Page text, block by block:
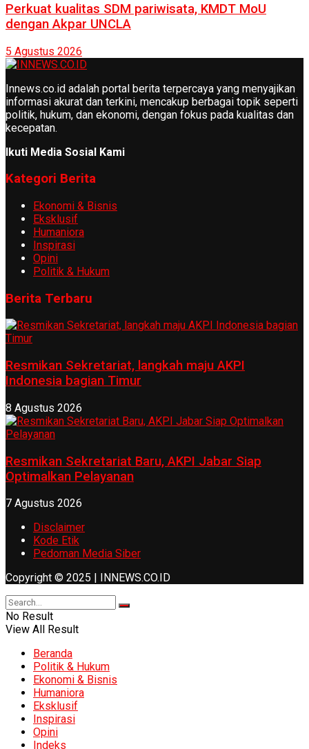
Perkuat kualitas SDM pariwisata, KMDT MoU
dengan Akpar UNCLA
5 Agustus 2026
Innews.co.id adalah portal berita terpercaya yang menyajikan
informasi akurat dan terkini, mencakup berbagai topik seperti
politik, hukum, dan ekonomi, dengan fokus pada kualitas dan
kecepatan.
Ikuti Media Sosial Kami
Kategori Berita
Ekonomi & Bisnis
Eksklusif
Humaniora
Inspirasi
Opini
Politik & Hukum
Berita Terbaru
Resmikan Sekretariat, langkah maju AKPI
Indonesia bagian Timur
8 Agustus 2026
Resmikan Sekretariat Baru, AKPI Jabar Siap
Optimalkan Pelayanan
7 Agustus 2026
Disclaimer
Kode Etik
Pedoman Media Siber
Copyright © 2025 | INNEWS.CO.ID
No Result
View All Result
Beranda
Politik & Hukum
Ekonomi & Bisnis
Humaniora
Eksklusif
Inspirasi
Opini
Indeks